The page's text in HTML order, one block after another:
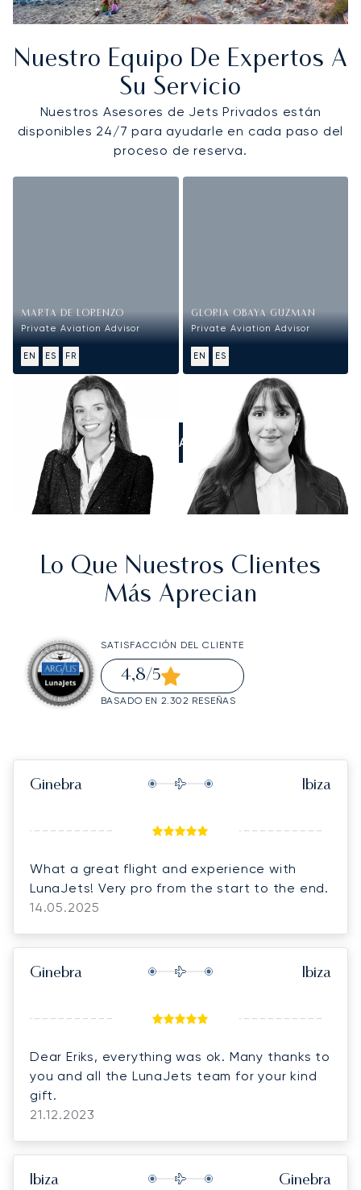
Nuestro Equipo De Expertos A
Su Servicio
Nuestros Asesores de Jets Privados están
disponibles 24/7 para ayudarle en cada paso del
proceso de reserva.
MARTA DE LORENZO
Private Aviation Advisor
EN ES FR
GLORIA OBAYA GUZMAN
Private Aviation Advisor
EN ES
LLÁMANOS
Lo Que Nuestros Clientes
Más Aprecian
SATISFACCIÓN DEL CLIENTE
4,8/5
BASADO EN 2.302 RESEÑAS
Ginebra Ibiza
What a great flight and experience with
LunaJets! Very pro from the start to the end.
14.05.2025
Ginebra Ibiza
Dear Eriks, everything was ok. Many thanks to
you and all the LunaJets team for your kind
gift.
21.12.2023
Ibiza Ginebra